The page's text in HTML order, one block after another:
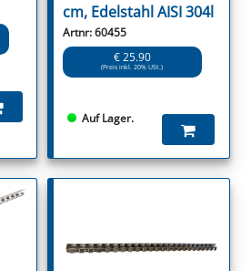
cm, Edelstahl AISI 304l
Artnr: 60455
€ 25.90
(Preis inkl. 20% USt.)
Auf Lager.